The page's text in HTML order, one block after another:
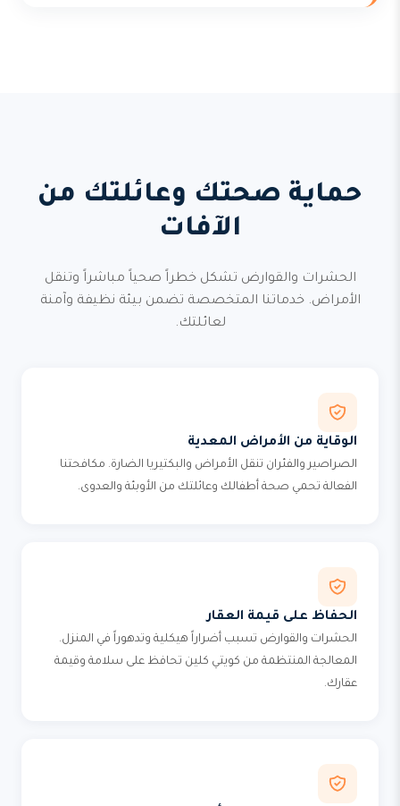
حماية صحتك وعائلتك من
الآفات
الحشرات والقوارض تشكل خطراً صحياً مباشراً وتنقل
الأمراض. خدماتنا المتخصصة تضمن بيئة نظيفة وآمنة
لعائلتك.
الوقاية من الأمراض المعدية
الصراصير والفئران تنقل الأمراض والبكتيريا الضارة. مكافحتنا
الفعالة تحمي صحة أطفالك وعائلتك من الأوبئة والعدوى.
الحفاظ على قيمة العقار
الحشرات والقوارض تسبب أضراراً هيكلية وتدهوراً في المنزل.
المعالجة المنتظمة من كويتي كلين تحافظ على سلامة وقيمة
عقارك.